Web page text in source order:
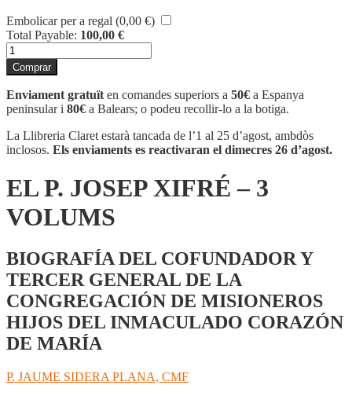
Embolicar per a regal (0,00 €)
Total Payable: 100,00 €
quantitat
de
EL
P.
JOSEP
XIFRÉ
-
3
Comprar
Enviament gratuït en comandes superiors a 50€ a Espanya
peninsular i 80€ a Balears; o podeu recollir-lo a la botiga.
La Llibreria Claret estarà tancada de l’1 al 25 d’agost, ambdòs
inclosos. Els enviaments es reactivaran el dimecres 26 d’agost.
EL P. JOSEP XIFRÉ – 3
VOLUMS
BIOGRAFÍA DEL COFUNDADOR Y
TERCER GENERAL DE LA
CONGREGACIÓN DE MISIONEROS
HIJOS DEL INMACULADO CORAZÓN
DE MARÍA
P. JAUME SIDERA PLANA, CMF